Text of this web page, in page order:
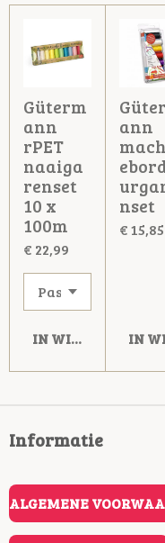
Güterm
ann
rPET
naaiga
renset
10 x
100m
€ 22,99
IN WINKELWAGEN
ann
nset
€ 15,85
IN
Informatie
ALGEMENE